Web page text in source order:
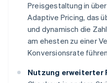
Preisgestaltung in
Adaptive Pricing, das
und dynamisch die
am ehesten zu einer
Konversionsrate
Nutzung erweiterter